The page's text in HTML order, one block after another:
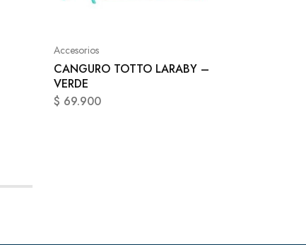
Accesorios
CANGURO TOTTO LARABY –
VERDE
$ 69.900